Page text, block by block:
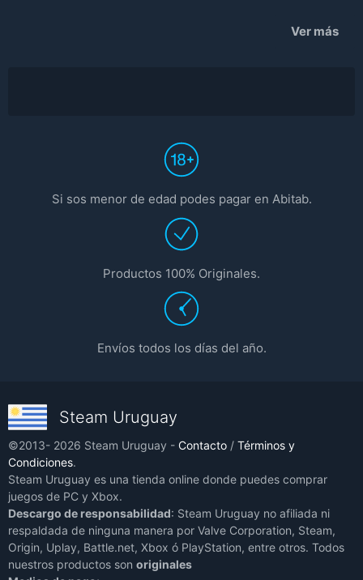
Ver más
Si sos menor de edad podes pagar en Abitab.
Productos 100% Originales.
Envíos todos los días del año.
Steam Uruguay
©2013- 2026 Steam Uruguay - Contacto / Términos y
Condiciones.
Steam Uruguay es una tienda online donde puedes comprar
juegos de PC y Xbox.
Descargo de responsabilidad: Steam Uruguay no afiliada ni
respaldada de ninguna manera por Valve Corporation, Steam,
Origin, Uplay, Battle.net, Xbox ó PlayStation, entre otros. Todos
nuestros productos son originales